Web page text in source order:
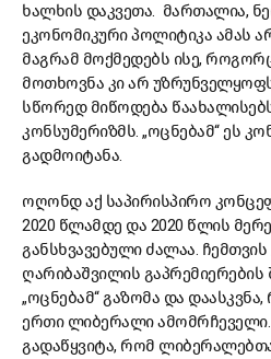
ხალხის დაკვეთა. მართალია,
ეკონომიკური პოლიტიკა ამას
მაგრამ მოქმედებს ისე,
მოთხოვნა კი არ
სწორედ მიწოდება
კონსუმერიზმს. „ოცნებამ“ ეს
გადმოიტანა.
ოღონდ აქ საპირისპირო
2020 წლამდე და 2020 წლის
განსხვავებული ძალაა.
ღარიბაშვილის გაპრემიერების
„ოცნებამ“ გაზომა და
ერთი ლიბერალი ამომრჩეველი.
გადაწყვიტა, რომ